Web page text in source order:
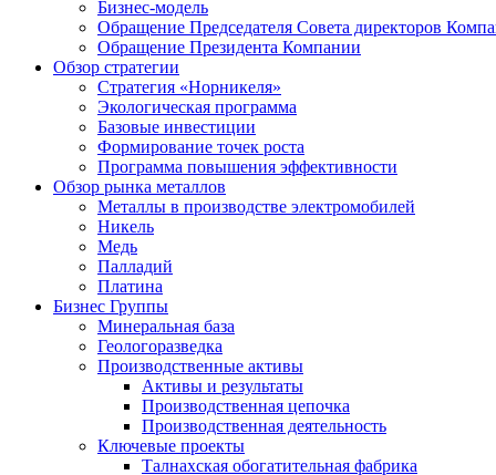
Бизнес-модель
Обращение Председателя Совета директоров
Обращение Президента Компании
Обзор стратегии
Стратегия «Норникеля»
Экологическая программа
Базовые инвестиции
Формирование точек роста
Программа повышения эффективности
Обзор рынка металлов
Металлы в производстве электромобилей
Никель
Медь
Палладий
Платина
Бизнес Группы
Минеральная база
Геологоразведка
Производственные активы
Активы и результаты
Производственная цепочка
Производственная деятельность
Ключевые проекты
Талнахская обогатительная фабрика